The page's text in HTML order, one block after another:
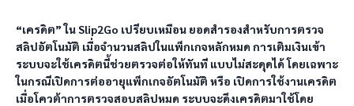
“เครดิต” ใน Slip2Go เปรียบเหมือน ยอดสำรองสำหรับการตรวจ
สลิปอัตโนมัติ เมื่อจำนวนสลิปในแพ็กเกจหลักหมด การเติมเงินเข้า
ระบบจะใช้เครดิตนี้ช่วยตรวจต่อให้ทันที แบบไม่สะดุดได้ โดยเฉพาะ
ในกรณีเปิดการต่ออายุแพ็กเกจอัตโนมัติ หรือ เปิดการใช้งานเครดิต
เมื่อโควต้าการตรวจสอบสลิปหมด ระบบจะดึงเครดิตมาใช้โดย